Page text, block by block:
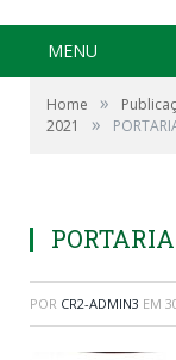
MENU
Home »
2021
»
POR CR2-ADMIN3 EM